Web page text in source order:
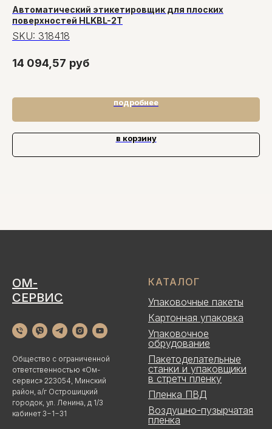
Автоматический этикетировщик для плоских
поверхностей HLKBL-2T
SKU: 318418
14 094,57 руб
подробнее
в корзину
ОМ-
СЕРВИС
Общество с ограниченной
ответственностью «Ом-
сервис» 223054, Минский
район, а/г Острошицкий
городок, ул. Ленина, д 1/3
кабинет 3−1−31
КАТАЛОГ
Упаковочные пакеты
Картонная упаковка
Упаковочное
обрудование
Пакетоделательные
станки и упаковщики
в стретч пленку
Пленка ПВД
Воздушно-пузырчатая
пленка